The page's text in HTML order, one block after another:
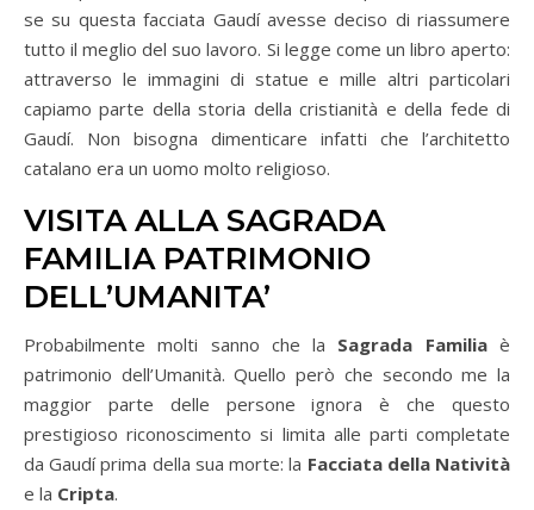
se su questa facciata Gaudí avesse deciso di riassumere
tutto il meglio del suo lavoro. Si legge come un libro aperto:
attraverso le immagini di statue e mille altri particolari
capiamo parte della storia della cristianità e della fede di
Gaudí. Non bisogna dimenticare infatti che l’architetto
catalano era un uomo molto religioso.
VISITA ALLA SAGRADA
FAMILIA PATRIMONIO
DELL’UMANITA’
Probabilmente molti sanno che la Sagrada Familiaè
patrimonio dell’Umanità. Quello però che secondo me la
maggior parte delle persone ignora è che questo
prestigioso riconoscimento si limita alle parti completate
da Gaudí prima della sua morte: la Facciata della Natività
e la Cripta.